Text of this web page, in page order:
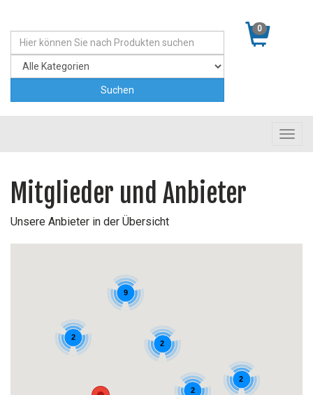
0
Mitglieder und Anbieter
Unsere Anbieter in der Übersicht
2
9
2
2
2